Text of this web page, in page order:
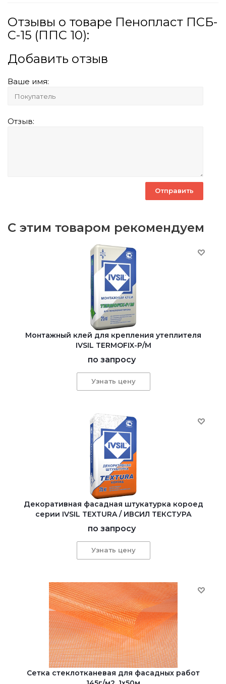
Отзывы о товаре Пенопласт ПСБ-
С-15 (ППС 10):
Добавить отзыв
Ваше имя:
Отзыв:
С этим товаром рекомендуем
Монтажный клей для крепления утеплителя
IVSIL TERMOFIX-Р/М
по запросу
Узнать цену
Декоративная фасадная штукатурка короед
серии IVSIL TEXTURA / ИВСИЛ ТЕКСТУРА
по запросу
Узнать цену
Сетка стеклотканевая для фасадных работ